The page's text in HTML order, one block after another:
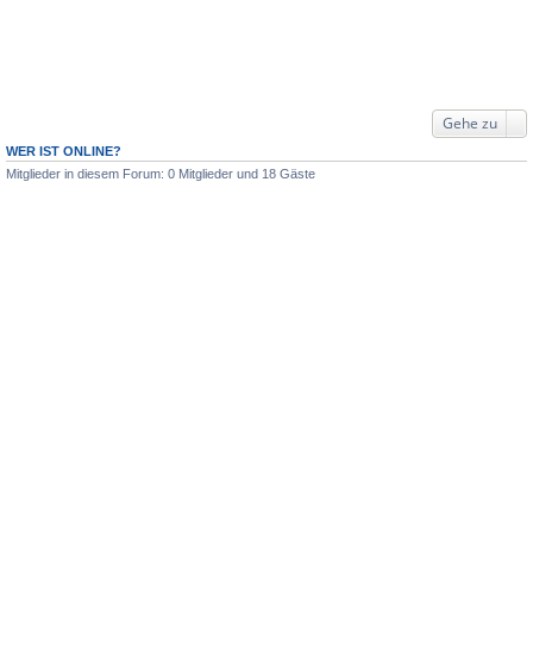
Gehe zu
WER IST ONLINE?
Mitglieder in diesem Forum: 0 Mitglieder und 18 Gäste